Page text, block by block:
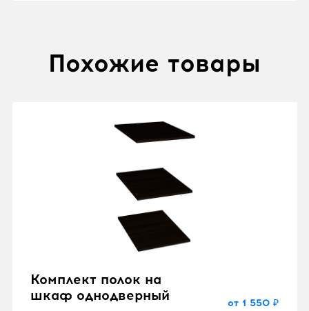
Похожие товары
Комплект полок на
шкаф однодверный
от 1 550 ₽